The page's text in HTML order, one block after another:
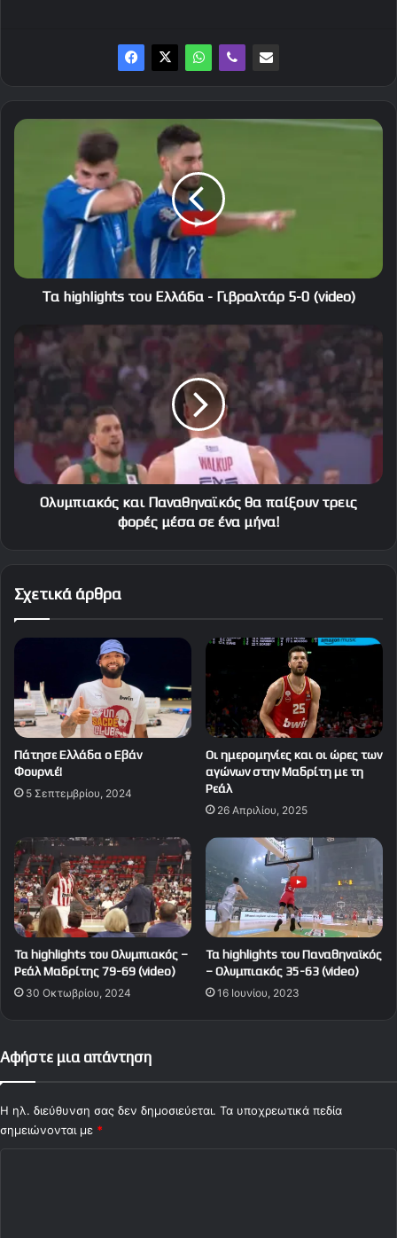
Τα
Ελλάδα
Γιβραλτάρ
(video)
Τα highlights του Ελλάδα - Γιβραλτάρ 5-0 (video)
Ολυμπιακός
και
Παναθηναϊκός
παίξουν
φορές
μέσα
σε
Ολυμπιακός και Παναθηναϊκός θα παίξουν τρεις
φορές μέσα σε ένα μήνα!
Σχετικά άρθρα
Πάτησε Ελλάδα ο Εβάν
Φουρνιέ!
5 Σεπτεμβρίου, 2024
Οι ημερομηνίες και οι ώρες των
αγώνων στην Μαδρίτη με τη
Ρεάλ
26 Απριλίου, 2025
Τα highlights του Ολυμπιακός –
Ρεάλ Μαδρίτης 79-69 (video)
30 Οκτωβρίου, 2024
Τα highlights του Παναθηναϊκός
– Ολυμπιακός 35-63 (video)
16 Ιουνίου, 2023
Αφήστε μια απάντηση
Η ηλ. διεύθυνση σας δεν δημοσιεύεται. Τα υποχρεωτικά πεδία
σημειώνονται με *